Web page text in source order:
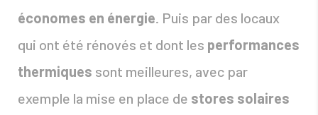
économes en énergie . Puis par des locaux
qui ont été rénovés et dont les performances
thermiques sont meilleures, avec par
exemple la mise en place de stores solaires